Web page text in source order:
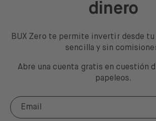
dinero
BUX Zero te permite invertir desde
sencilla y sin
Abre una cuenta gratis en cuestión
papeleos.